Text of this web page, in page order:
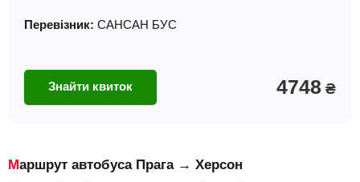
Перевізник: САНСАН БУС
Знайти квиток 4748 ₴
Маршрут автобуса Прага → Херсон